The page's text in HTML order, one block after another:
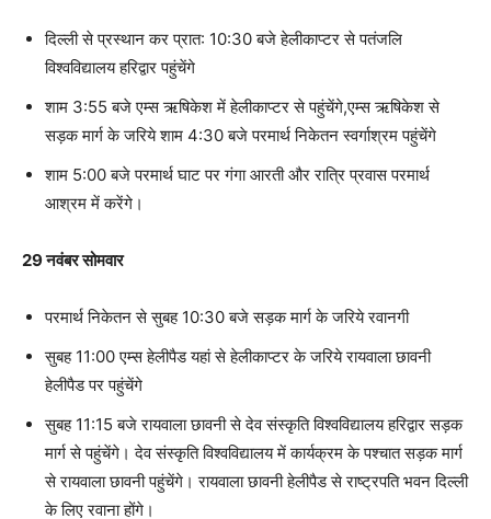
दिल्ली से प्रस्थान कर प्रात: 10:30 बजे हेलीकाप्टर से पतंजलि
विश्वविद्यालय हरिद्वार पहुंचेंगे
शाम 3:55 बजे एम्स ऋषिकेश में हेलीकाप्टर से पहुंचेंगे,एम्स ऋषिकेश से
सड़क मार्ग के जरिये शाम 4:30 बजे परमार्थ निकेतन स्वर्गाश्रम पहुंचेंगे
शाम 5:00 बजे परमार्थ घाट पर गंगा आरती और रात्रि प्रवास परमार्थ
आश्रम में करेंगे।
29 नवंबर सोमवार
परमार्थ निकेतन से सुबह 10:30 बजे सड़क मार्ग के जरिये रवानगी
सुबह 11:00 एम्स हेलीपैड यहां से हेलीकाप्टर के जरिये रायवाला छावनी
हेलीपैड पर पहुंचेंगे
सुबह 11:15 बजे रायवाला छावनी से देव संस्कृति विश्वविद्यालय हरिद्वार सड़क
मार्ग से पहुंचेंगे। देव संस्कृति विश्वविद्यालय में कार्यक्रम के पश्चात सड़क मार्ग
से रायवाला छावनी पहुंचेंगे। रायवाला छावनी हेलीपैड से राष्ट्रपति भवन दिल्ली
के लिए रवाना होंगे।